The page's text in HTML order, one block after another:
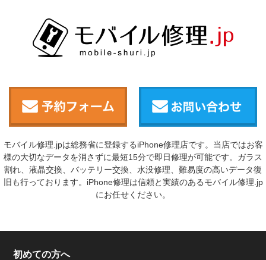
モバイル修理.jpは総務省に登録するiPhone修理店です。当店ではお客
様の大切なデータを消さずに最短15分で即日修理が可能です。ガラス
割れ、液晶交換、バッテリー交換、水没修理、難易度の高いデータ復
旧も行っております。iPhone修理は信頼と実績のあるモバイル修理.jp
にお任せください。
初めての方へ